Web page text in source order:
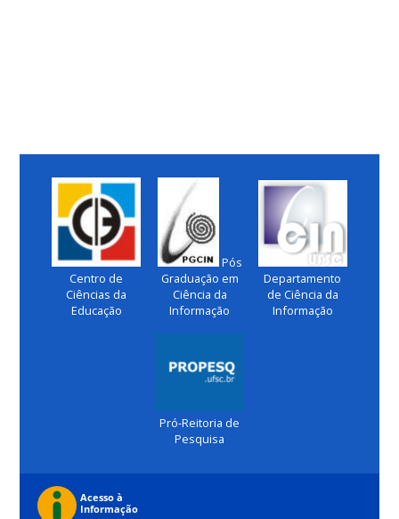
Centro de
Ciências da
Educação
Pós
Graduação em
Ciência da
Informação
Departamento
de Ciência da
Informação
Pró-Reitoria de
Pesquisa